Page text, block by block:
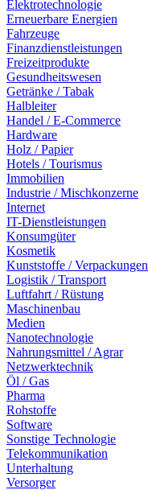
Elektrotechnologie
Erneuerbare Energien
Fahrzeuge
Finanzdienstleistungen
Freizeitprodukte
Gesundheitswesen
Getränke / Tabak
Halbleiter
Handel / E-Commerce
Hardware
Holz / Papier
Hotels / Tourismus
Immobilien
Industrie / Mischkonzerne
Internet
IT-Dienstleistungen
Konsumgüter
Kosmetik
Kunststoffe / Verpackungen
Logistik / Transport
Luftfahrt / Rüstung
Maschinenbau
Medien
Nanotechnologie
Nahrungsmittel / Agrar
Netzwerktechnik
Öl / Gas
Pharma
Rohstoffe
Software
Sonstige Technologie
Telekommunikation
Unterhaltung
Versorger